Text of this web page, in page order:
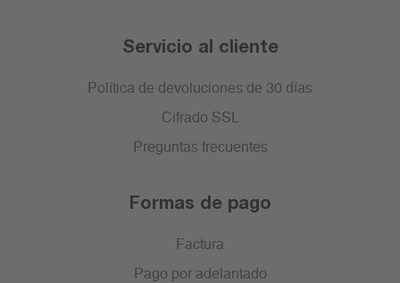
Servicio al cliente
Política de devoluciones de 30 días
Cifrado SSL
Preguntas frecuentes
Formas de pago
Factura
Pago por adelantado